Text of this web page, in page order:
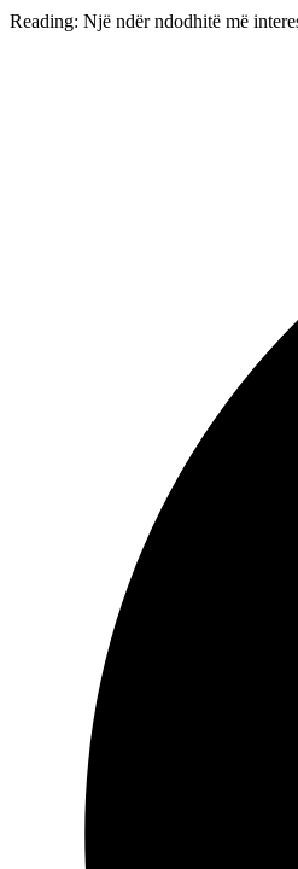
Reading: Një ndër ndodhitë më